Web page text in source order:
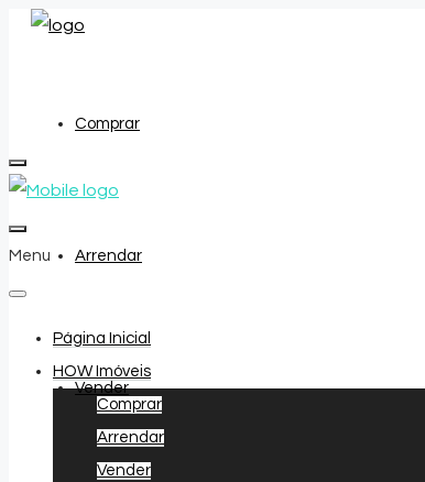
Comprar
Arrendar
Vender
Menu
Página Inicial
HOW Imóveis
Comprar
Arrendar
Vender